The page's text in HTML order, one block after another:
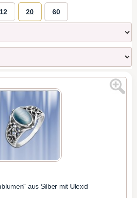
12 20 60
aus Silber mit Ulexid